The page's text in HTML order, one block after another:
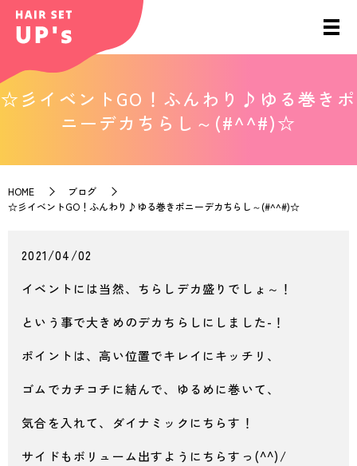
☆彡イベントGO！ふんわり♪ゆる巻きポ
ニーデカちらし～(#^^#)☆
HOME
ブログ
☆彡イベントGO！ふんわり♪ゆる巻きポニーデカちらし～(#^^#)☆
2021/04/02
イベントには当然、ちらしデカ盛りでしょ～！
という事で大きめのデカちらしにしました-！
ポイントは、高い位置でキレイにキッチリ、
ゴムでカチコチに結んで、ゆるめに巻いて、
気合を入れて、ダイナミックにちらす！
サイドもボリューム出すようにちらすっ(^^)/